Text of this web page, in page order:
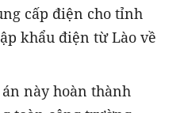
cấp điện cho tỉnh
khẩu điện từ Lào về
này hoàn thành